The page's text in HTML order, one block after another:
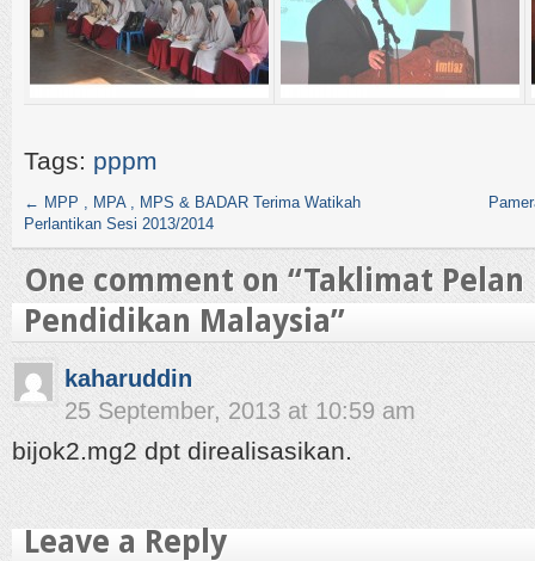
Tags: pppm
← MPP , MPA , MPS & BADAR Terima Watikah
Perlantikan Sesi 2013/2014
One comment on “Taklimat Pelan
Pendidikan Malaysia”
kaharuddin
25 September, 2013 at 10:59 am
bijok2.mg2 dpt direalisasikan.
Leave a Reply